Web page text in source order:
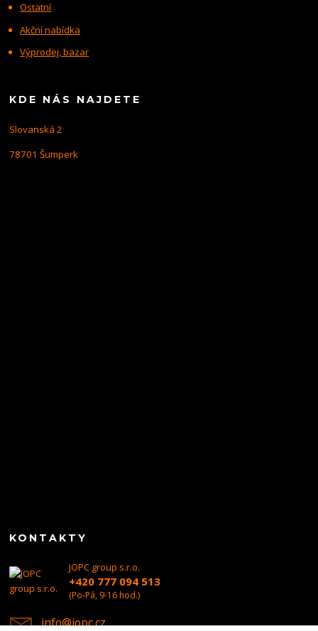
Ostatní
Akční nabídka
Výprodej, bazar
KDE NÁS NAJDETE
Slovanská 2
78701 Šumperk
KONTAKTY
JOPC group s.r.o.
+420 777 094 513
(Po-Pá, 9-16 hod.)
info@jopc.cz